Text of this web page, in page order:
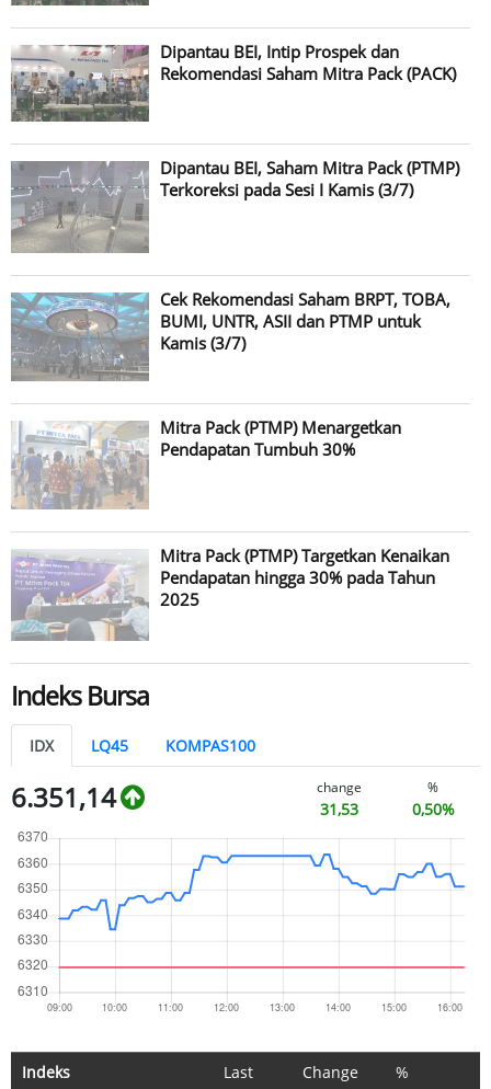
Dipantau BEI, Intip Prospek dan
Rekomendasi Saham Mitra Pack (PACK)
Dipantau BEI, Saham Mitra Pack (PTMP)
Terkoreksi pada Sesi I Kamis (3/7)
Cek Rekomendasi Saham BRPT, TOBA,
BUMI, UNTR, ASII dan PTMP untuk
Kamis (3/7)
Mitra Pack (PTMP) Menargetkan
Pendapatan Tumbuh 30%
Mitra Pack (PTMP) Targetkan Kenaikan
Pendapatan hingga 30% pada Tahun
2025
Indeks Bursa
IDX LQ45 KOMPAS100
6.351,14 change
31,53
%
0,50%
Indeks Last Change %